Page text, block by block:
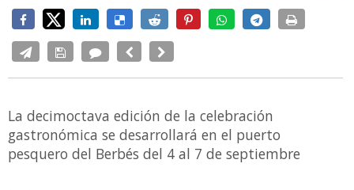
La decimoctava edición de la celebración
gastronómica se desarrollará en el puerto
pesquero del Berbés del 4 al 7 de septiembre